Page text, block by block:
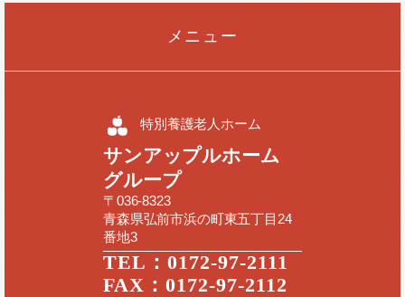
メニュー
特別養護老人ホーム
サンアップルホーム
グループ
〒036-8323
青森県弘前市浜の町東五丁目24
番地3
TEL：0172-97-2111
FAX：0172-97-2112